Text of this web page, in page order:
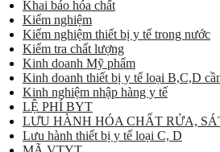
Khai báo hóa chất
Kiểm nghiệm
Kiểm nghiệm thiết bị y tế trong nước
Kiểm tra chất lượng
Kinh doanh Mỹ phẩm
Kinh doanh thiết bị y tế loại B,C,D
Kinh nghiệm nhập hàng y tế
LỆ PHÍ BYT
LƯU HÀNH HÓA CHẤT RỬA,
Lưu hành thiết bị y tế loại C, D